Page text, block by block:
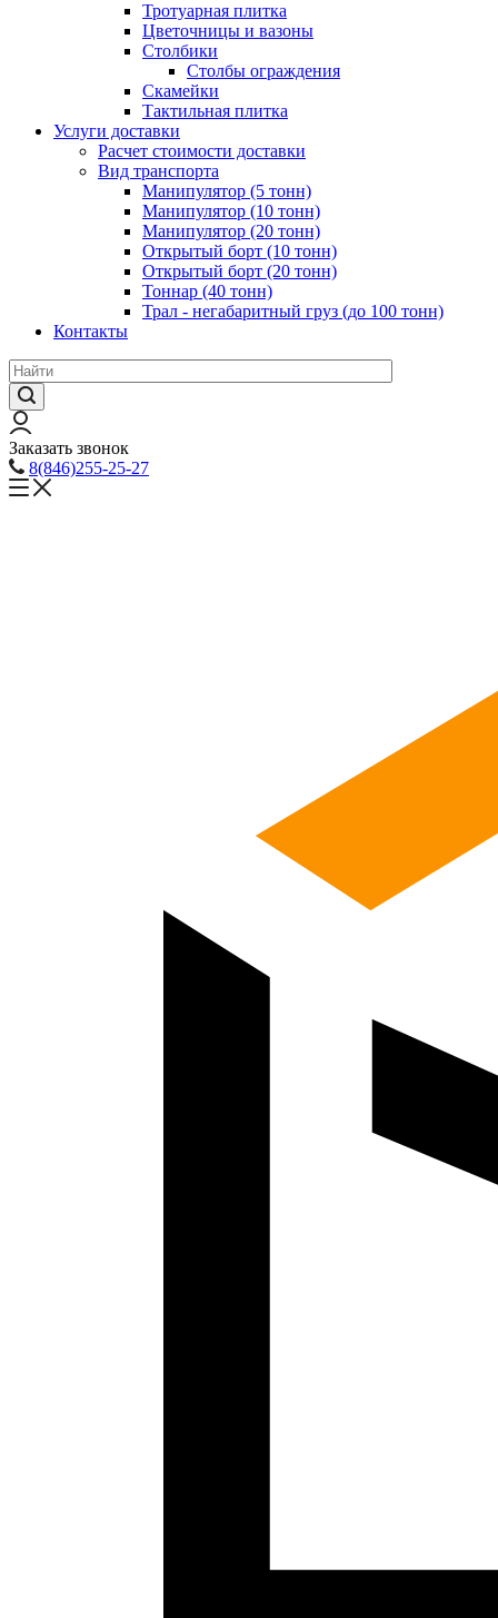
Тротуарная плитка
Цветочницы и вазоны
Столбики
Столбы ограждения
Скамейки
Тактильная плитка
Услуги доставки
Расчет стоимости доставки
Вид транспорта
Манипулятор (5 тонн)
Манипулятор (10 тонн)
Манипулятор (20 тонн)
Открытый борт (10 тонн)
Открытый борт (20 тонн)
Тоннар (40 тонн)
Трал - негабаритный груз (до 100 тонн)
Контакты
Заказать звонок
8(846)255-25-27